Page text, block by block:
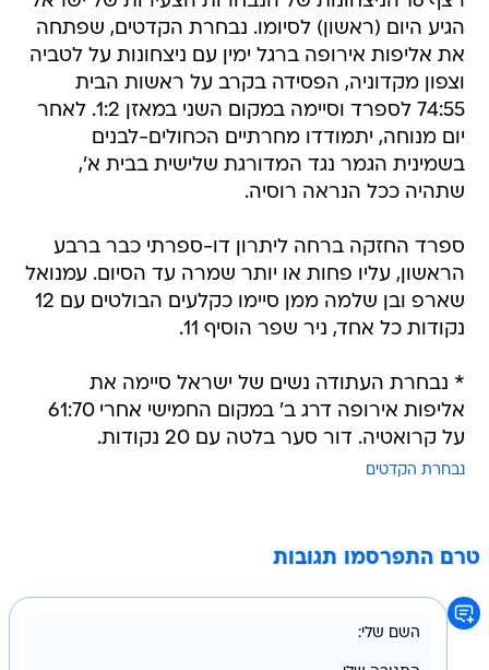
הגיע היום (ראשון) לסיומו. נבחרת הקדטים, שפתחה
את אליפות אירופה ברגל ימין עם ניצחונות על לטביה
וצפון מקדוניה, הפסידה בקרב על ראשות הבית
74:55 לספרד וסיימה במקום השני במאזן 1:2. לאחר
יום מנוחה, יתמודדו מחרתיים הכחולים-לבנים
בשמינית הגמר נגד המדורגת שלישית בבית א',
שתהיה ככל הנראה רוסיה.
ספרד החזקה ברחה ליתרון דו-ספרתי כבר ברבע
הראשון, עליו פחות או יותר שמרה עד הסיום. עמנואל
שארפ ובן שלמה ממן סיימו כקלעים הבולטים עם 12
נקודות כל אחד, ניר שפר הוסיף 11.
* נבחרת העתודה נשים של ישראל סיימה את
אליפות אירופה דרג ב' במקום החמישי אחרי 61:70
על קרואטיה. דור סער בלטה עם 20 נקודות.
נבחרת הקדטים
טרם התפרסמו תגובות